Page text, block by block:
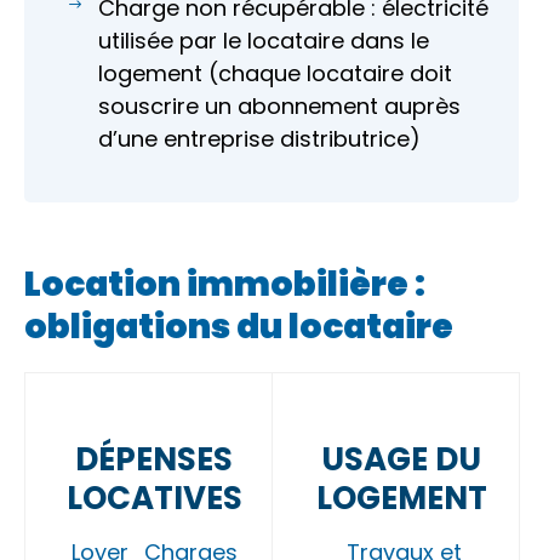
Charge non récupérable : électricité
utilisée par le locataire dans le
logement (chaque locataire doit
souscrire un abonnement auprès
d’une entreprise distributrice)
Location immobilière :
obligations du locataire
DÉPENSES
LOCATIVES
Loyer Charges
USAGE DU
LOGEMENT
Travaux et